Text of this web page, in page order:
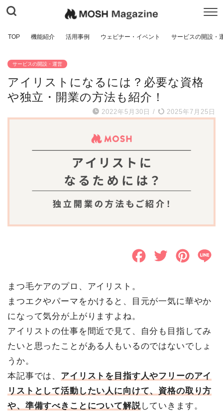
TOP 機能紹介 活用事例 ウェビナー・イベント サービスの開設・
サービスの開設・運営
アイリストになるには？必要な資格
や独立・開業の方法も紹介！
2022年5月30日 / 2025年7月25日
b
o
k
t
e
e
r
s
まつ毛ケアのプロ、アイリスト。
まつエクやパーマをかけると、目元が一気に華やか
になって気分が上がりますよね。
アイリストの仕事を間近で見て、自分も目指してみ
たいと思ったことがある人もいるのではないでしょ
うか。
本記事では、 アイリストを目指す人やフリーのアイ
リストとして活動したい人に向けて、資格の取り方
や、準備すべきことについて解説していきます。